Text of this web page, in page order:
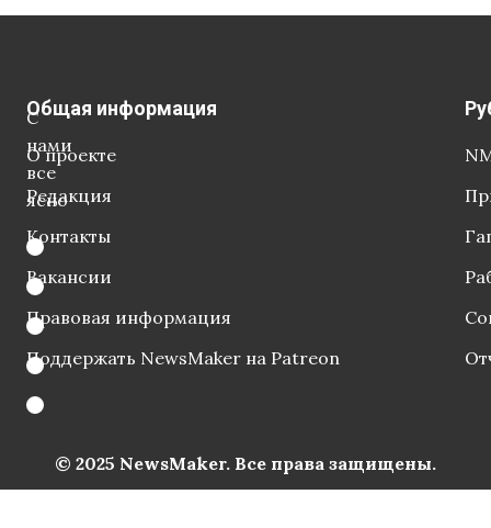
С
нами
все
ясно
Общая информация
О проекте
Редакция
Контакты
Вакансии
Правовая информация
Поддержать NewsMaker на Patreon
© 2025 NewsMaker. Все права защищены.